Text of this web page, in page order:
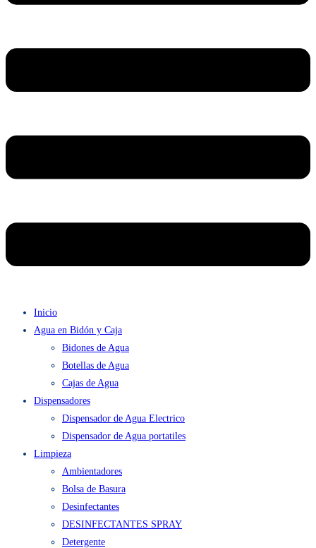
Inicio
Agua en Bidón y Caja
Bidones de Agua
Botellas de Agua
Cajas de Agua
Dispensadores
Dispensador de Agua Electrico
Dispensador de Agua portatiles
Limpieza
Ambientadores
Bolsa de Basura
Desinfectantes
DESINFECTANTES SPRAY
Detergente